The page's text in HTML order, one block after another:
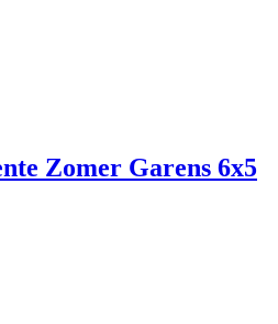
Zomer Garens 6x5